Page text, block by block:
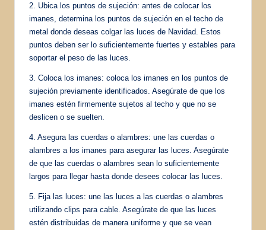
2. Ubica los puntos de sujeción: antes de colocar los
imanes, determina los puntos de sujeción en el techo de
metal donde deseas colgar las luces de Navidad. Estos
puntos deben ser lo suficientemente fuertes y estables para
soportar el peso de las luces.
3. Coloca los imanes: coloca los imanes en los puntos de
sujeción previamente identificados. Asegúrate de que los
imanes estén firmemente sujetos al techo y que no se
deslicen o se suelten.
4. Asegura las cuerdas o alambres: une las cuerdas o
alambres a los imanes para asegurar las luces. Asegúrate
de que las cuerdas o alambres sean lo suficientemente
largos para llegar hasta donde desees colocar las luces.
5. Fija las luces: une las luces a las cuerdas o alambres
utilizando clips para cable. Asegúrate de que las luces
estén distribuidas de manera uniforme y que se vean